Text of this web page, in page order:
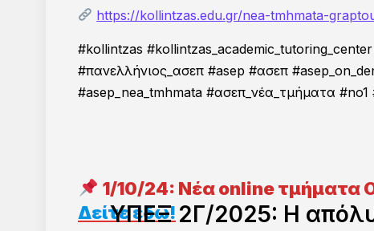
https://kollintzas.edu.gr/nea-tmhmata-
#kollintzas
#πανελλήνιος_ασεπ #asep #ασεπ
#asep_nea_tmhmata #ασεπ_νέα_τμήματα
1/10/24: Νέα online τμήματα
Δείτε εδώ!
Η Συνταγή της Επιτυχίας
ΥΠΕΞ 2Γ/2025: Η